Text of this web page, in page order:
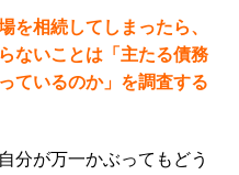
を相続してしまったら、
ないことは「主たる債務
ているのか」を調査する
分が万一かぶってもどう